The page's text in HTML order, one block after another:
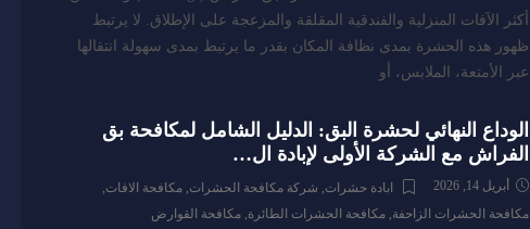
أكثر الآفات المنزلية والفندقية المقلقة والمزعجة على الإطلاق. لا يرتبط
ظهور هذه الحشرة بمدى نظافة المكان بقدر ما يرتبط بمدى سهولة انتقالها
عبر الأمتعة، الملابس، أو
الوداع النهائي لحشرة البق: الدليل الشامل لمكافحة بق
الفراش مع الشركة الأولى لإبادة ال…
أبريل 14, 2026 ابادة حشرات, شركة مكافحة الحشرات, مكافحة الافات,
مكافحة الحشرات الزاحفة, مكافحة الحشرات الطائرة, مكافحة القوارض